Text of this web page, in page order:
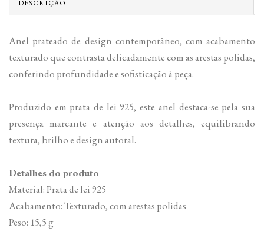
DESCRIÇÃO
Anel prateado de design contemporâneo, com acabamento
texturado que contrasta delicadamente com as arestas polidas,
conferindo profundidade e sofisticação à peça.
Produzido em prata de lei 925, este anel destaca-se pela sua
presença marcante e atenção aos detalhes, equilibrando
textura, brilho e design autoral.
Detalhes do produto
Material: Prata de lei 925
Acabamento: Texturado, com arestas polidas
Peso: 15,5 g